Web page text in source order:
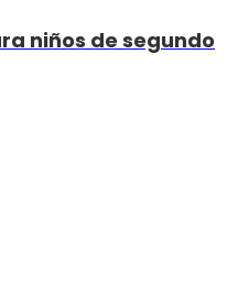
niños de segundo